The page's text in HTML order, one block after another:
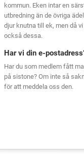
kommun. Eken intar en
utbredning än de övriga
djur knutna till ek, men då
också dessa.
Har vi din e-
Har du som medlem fått
på sistone? Om inte så
för att meddela oss den.